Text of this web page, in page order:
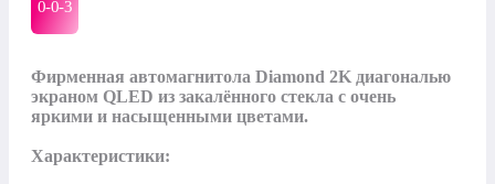
0-0-3
Фирменная автомагнитола Diamond 2K диагональю
экраном QLED из закалённого стекла с очень
яркими и насыщенными цветами.
Характеристики: